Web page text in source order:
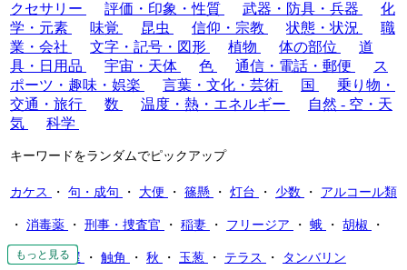
もっと見る
もっと見る
もっと見る
もっと見る
もっと見る
もっと見る
もっと見る
もっと見る
クセサリー
評価・印象・性質 武器・防具・兵器
化
学・元素
味覚 昆虫 信仰・宗教 状態・状況
職
業・会社
文字・記号・図形 植物 体の部位
道
具・日用品
宇宙・天体 色 通信・電話・郵便
ス
ポーツ・趣味・娯楽
言葉・文化・芸術 国
乗り物・
交通・旅行
数 温度・熱・エネルギー
自然 - 空・天
気
科学
キーワードをランダムでピックアップ
カケス ・ 句・成句 ・ 大便 ・ 篠懸 ・ 灯台 ・ 少数 ・ アルコール類
・ 消毒薬 ・ 刑事・捜査官 ・ 稲妻 ・ フリージア ・ 蛾 ・ 胡椒 ・
炎・鍛冶屋 ・ 触角 ・ 秋 ・ 玉葱 ・ テラス ・ タンバリン